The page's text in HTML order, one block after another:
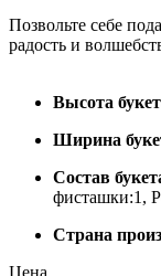
Позвольте себе
радость и
Высота
Ширина
Состав
фисташки:1,
Страна
Цена